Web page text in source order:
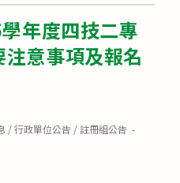
年度四技二專
意事項及報名
/行政單位公告 /註冊組公告